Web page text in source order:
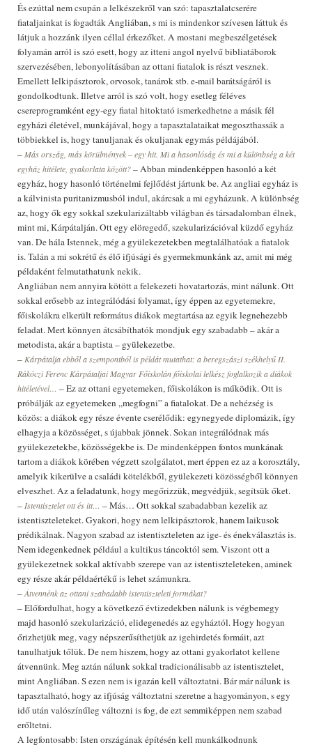
És ezúttal nem csupán a lelkészekről van szó: tapasztalatcserére
fiataljainkat is fogadták Angliában, s mi is mindenkor szívesen láttuk és
látjuk a hozzánk ilyen céllal érkezőket. A mostani megbeszélgetések
folyamán arról is szó esett, hogy az itteni angol nyelvű bibliatáborok
szervezésében, lebonyolításában az ottani fiatalok is részt vesznek.
Emellett lelkipásztorok, orvosok, tanárok stb. e-mail barátságáról is
gondolkodtunk. Illetve arról is szó volt, hogy esetleg féléves
csereprogramként egy-egy fiatal hitoktató ismerkedhetne a másik fél
egyházi életével, munkájával, hogy a tapasztalataikat megoszthassák a
többiekkel is, hogy tanuljanak és okuljanak egymás példájából.
– Más ország, más körülmények – egy hit. Mi a hasonlóság és mi a különbség a két
egyház hitélete, gyakorlata között?– Abban mindenképpen hasonló a két
egyház, hogy hasonló történelmi fejlődést jártunk be. Az angliai egyház is
a kálvinista puritanizmusból indul, akárcsak a mi egyházunk. A különbség
az, hogy ők egy sokkal szekularizáltabb világban és társadalomban élnek,
mint mi, Kárpátalján. Ott egy elöregedő, szekularizációval küzdő egyház
van. De hála Istennek, még a gyülekezetekben megtalálhatóak a fiatalok
is. Talán a mi sokrétű és élő ifjúsági és gyermekmunkánk az, amit mi még
példaként felmutathatunk nekik.
Angliában nem annyira kötött a felekezeti hovatartozás, mint nálunk. Ott
sokkal erősebb az integrálódási folyamat, így éppen az egyetemekre,
főiskolákra elkerült református diákok megtartása az egyik legnehezebb
feladat. Mert könnyen átcsábíthatók mondjuk egy szabadabb – akár a
metodista, akár a baptista – gyülekezetbe.
– Kárpátalja ebből a szempontból is példát mutathat: a beregszászi székhelyű II.
Rákóczi Ferenc Kárpátaljai Magyar Főiskolán főiskolai lelkész foglalkozik a diákok
hitéletével… – Ez az ottani egyetemeken, főiskolákon is működik. Ott is
próbálják az egyetemeken „megfogni” a fiatalokat. De a nehézség is
közös: a diákok egy része évente cserélődik: egynegyede diplomázik, így
elhagyja a közösséget, s újabbak jönnek. Sokan integrálódnak más
gyülekezetekbe, közösségekbe is. De mindenképpen fontos munkának
tartom a diákok körében végzett szolgálatot, mert éppen ez az a korosztály,
amelyik kikerülve a családi kötelékből, gyülekezeti közösségből könnyen
elveszhet. Az a feladatunk, hogy megőrizzük, megvédjük, segítsük őket.
– Istentisztelet ott és itt… – Más… Ott sokkal szabadabban kezelik az
istentiszteleteket. Gyakori, hogy nem lelkipásztorok, hanem laikusok
prédikálnak. Nagyon szabad az istentiszteleten az ige- és énekválasztás is.
Nem idegenkednek például a kultikus táncoktól sem. Viszont ott a
gyülekezetnek sokkal aktívabb szerepe van az istentiszteleteken, aminek
egy része akár példaértékű is lehet számunkra.
–Átvennénk az ottani szabadabb istentiszteleti formákat?
– Előfordulhat, hogy a következő évtizedekben nálunk is végbemegy
majd hasonló szekularizáció, elidegenedés az egyháztól. Hogy hogyan
őrizhetjük meg, vagy népszerűsíthetjük az igehirdetés formáit, azt
tanulhatjuk tőlük. De nem hiszem, hogy az ottani gyakorlatot kellene
átvennünk. Meg aztán nálunk sokkal tradicionálisabb az istentisztelet,
mint Angliában. S ezen nem is igazán kell változtatni. Bár már nálunk is
tapasztalható, hogy az ifjúság változtatni szeretne a hagyományon, s egy
idő után valószínűleg változni is fog, de ezt semmiképpen nem szabad
erőltetni.
A legfontosabb: Isten országának építésén kell munkálkodnunk